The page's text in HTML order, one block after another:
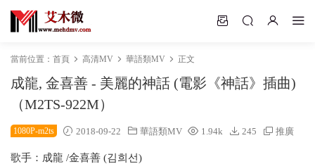
當前位置： 首頁 高清MV 華語類MV 正文
成龍, 金喜善 - 美麗的神話 (電影《神話》插曲)
（M2TS-922M）
1080P-m2ts 2018-09-22 華語類MV 1.94k 245 推廣
歌手：成龍 /金喜善 (김희선)